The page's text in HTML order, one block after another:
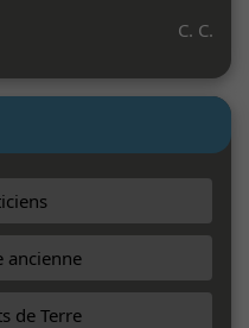
C. C.
ancienne
de Terre